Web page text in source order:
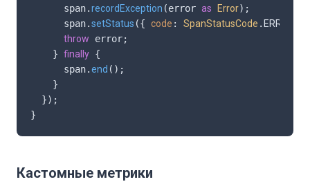
      span.
recordException (error as Error);
      span.
setStatus ({ code : SpanStatusCode . ERROR
throw error;
    }
finally {
      span.
end ();
    }
  });
}
Кастомные метрики